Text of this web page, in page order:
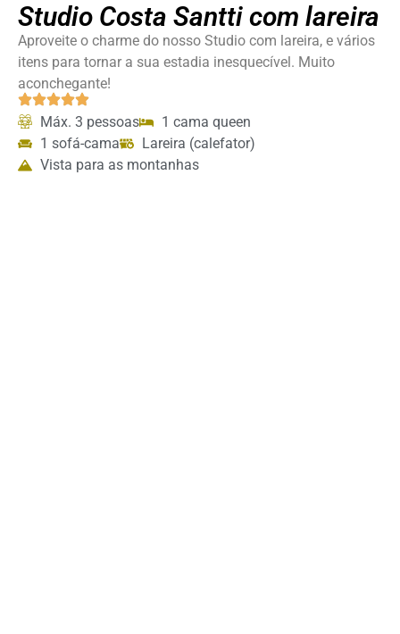
Studio Costa Santti com lareira
Aproveite o charme do nosso Studio com lareira, e vários
itens para tornar a sua estadia inesquecível. Muito
aconchegante!
Máx. 3 pessoas
1 cama queen
1 sofá-cama
Lareira (calefator)
Vista para as montanhas